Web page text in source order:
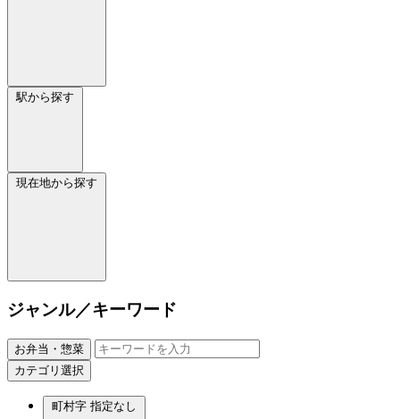
駅から探す
現在地から探す
ジャンル／キーワード
お弁当・惣菜
カテゴリ選択
町村字 指定なし